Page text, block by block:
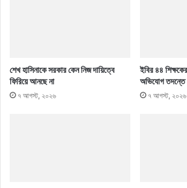
শেখ হাসিনাকে সরকার কেন নিজ দায়িত্বে
ফিরিয়ে আনছে না
৭ আগস্ট, ২০২৬
ইবির ৪৪
অভিযোগ তদন্তে
৭ আগস্ট, ২০২৬